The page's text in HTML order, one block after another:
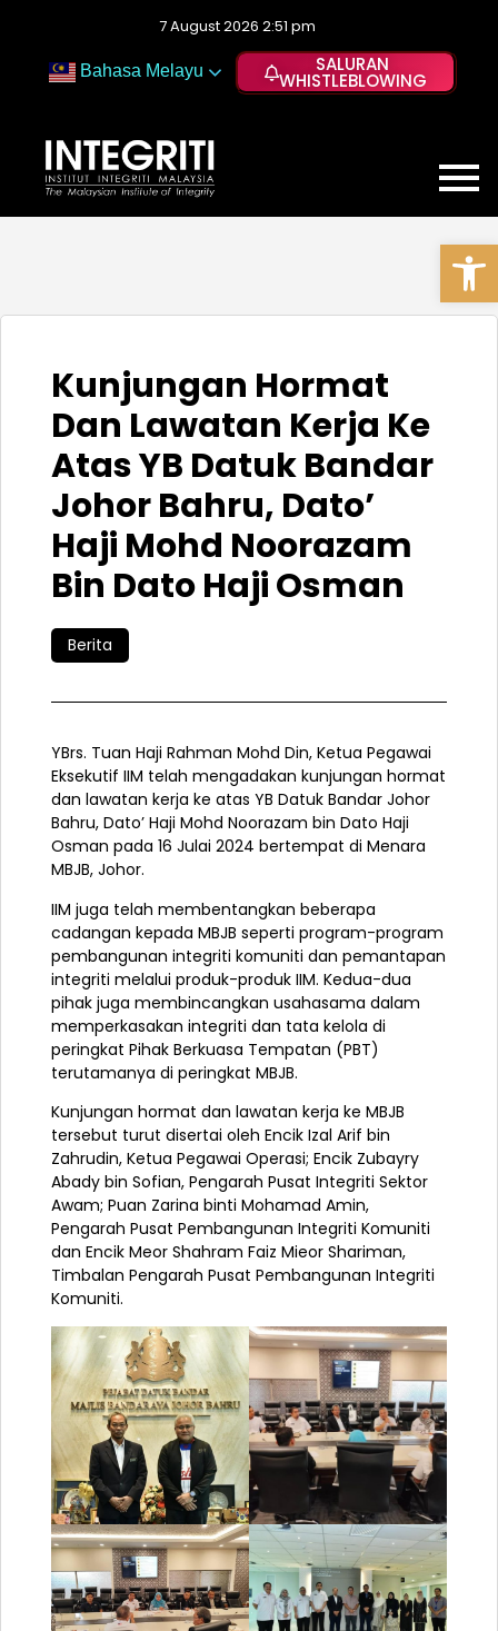
7 August 2026 2:51 pm
Bahasa Melayu SALURAN
WHISTLEBLOWING
Kunjungan Hormat
Dan Lawatan Kerja Ke
Atas YB Datuk Bandar
Johor Bahru, Dato’
Haji Mohd Noorazam
Bin Dato Haji Osman
Berita
YBrs. Tuan Haji Rahman Mohd Din, Ketua Pegawai
Eksekutif IIM telah mengadakan kunjungan hormat
dan lawatan kerja ke atas YB Datuk Bandar Johor
Bahru, Dato’ Haji Mohd Noorazam bin Dato Haji
Osman pada 16 Julai 2024 bertempat di Menara
MBJB, Johor.
IIM juga telah membentangkan beberapa
cadangan kepada MBJB seperti program-program
pembangunan integriti komuniti dan pemantapan
integriti melalui produk-produk IIM. Kedua-dua
pihak juga membincangkan usahasama dalam
memperkasakan integriti dan tata kelola di
peringkat Pihak Berkuasa Tempatan (PBT)
terutamanya di peringkat MBJB.
Kunjungan hormat dan lawatan kerja ke MBJB
tersebut turut disertai oleh Encik Izal Arif bin
Zahrudin, Ketua Pegawai Operasi; Encik Zubayry
Abady bin Sofian, Pengarah Pusat Integriti Sektor
Awam; Puan Zarina binti Mohamad Amin,
Pengarah Pusat Pembangunan Integriti Komuniti
dan Encik Meor Shahram Faiz Mieor Shariman,
Timbalan Pengarah Pusat Pembangunan Integriti
Komuniti.